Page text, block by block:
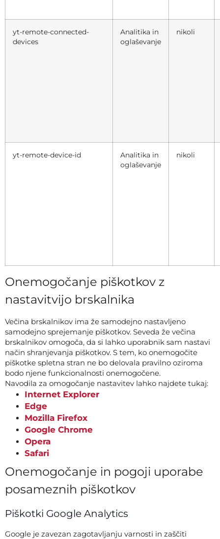
yt-remote-connected-
devices
Analitika in
oglaševanje
nikoli
yt-remote-device-id
Analitika in
oglaševanje
nikoli
Onemogočanje piškotkov z
nastavitvijo brskalnika
Večina brskalnikov ima že samodejno nastavljeno
samodejno sprejemanje piškotkov. Seveda že večina
brskalnikov omogoča, da si lahko uporabnik sam nastavi
način shranjevanja piškotkov. S tem, ko onemogočite
piškotke spletna stran ne bo delovala pravilno oziroma
bodo njene funkcionalnosti onemogočene.
Navodila za omogočanje nastavitev lahko najdete tukaj:
Internet Explorer
Edge
Mozilla Firefox
Google Chrome
Opera
Safari
Onemogočanje in pogoji uporabe
posameznih piškotkov
Piškotki Google Analytics
Google je zavezan zagotavljanju varnosti in zaščiti